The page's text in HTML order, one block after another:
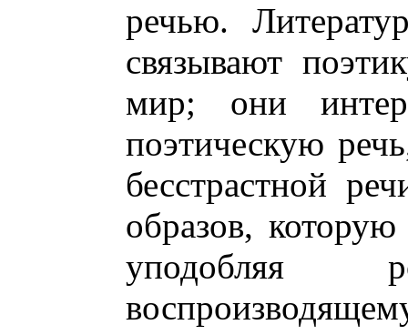
речью.
связывают
мир; они
поэтическую
бесстрастной
образов,
уподобляя